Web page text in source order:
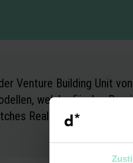
Venture Building Unit
welche für den
Realität werden zu